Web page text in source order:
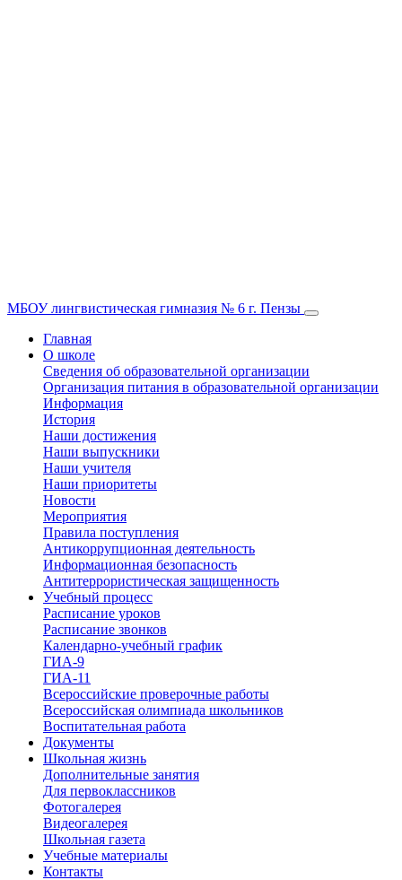
МБОУ лингвистическая гимназия № 6 г. Пензы
Главная
О школе
Сведения об образовательной организации
Организация питания в образовательной организации
Информация
История
Наши достижения
Наши выпускники
Наши учителя
Наши приоритеты
Новости
Мероприятия
Правила поступления
Антикоррупционная деятельность
Информационная безопасность
Антитеррористическая защищенность
Учебный процесс
Расписание уроков
Расписание звонков
Календарно-учебный график
ГИА-9
ГИА-11
Всероссийские проверочные работы
Всероссийская олимпиада школьников
Воспитательная работа
Документы
Школьная жизнь
Дополнительные занятия
Для первоклассников
Фотогалерея
Видеогалерея
Школьная газета
Учебные материалы
Контакты